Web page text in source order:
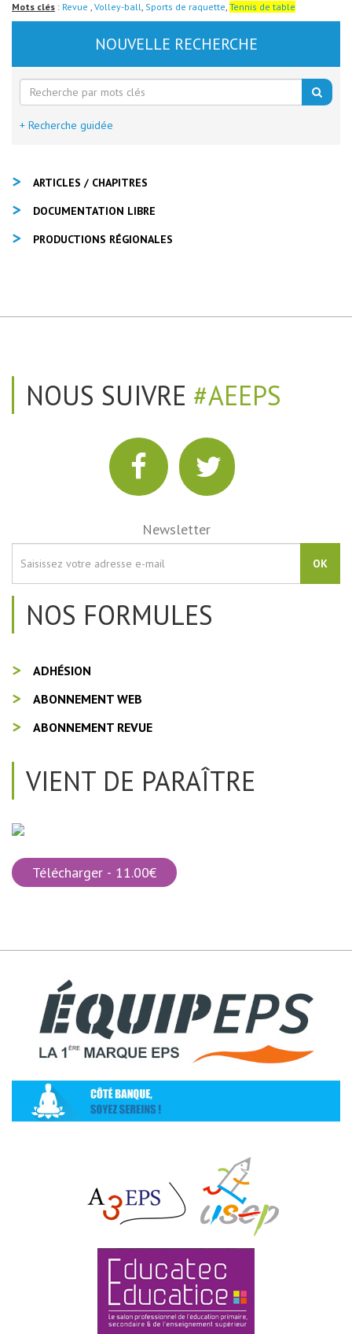
Mots clés : Revue , Volley-ball, Sports de raquette, Tennis de table
NOUVELLE RECHERCHE
+ Recherche guidée
ARTICLES / CHAPITRES
DOCUMENTATION LIBRE
PRODUCTIONS RÉGIONALES
NOUS SUIVRE #AEEPS
Newsletter
OK
NOS FORMULES
ADHÉSION
ABONNEMENT WEB
ABONNEMENT REVUE
VIENT DE PARAÎTRE
Télécharger - 11.00€